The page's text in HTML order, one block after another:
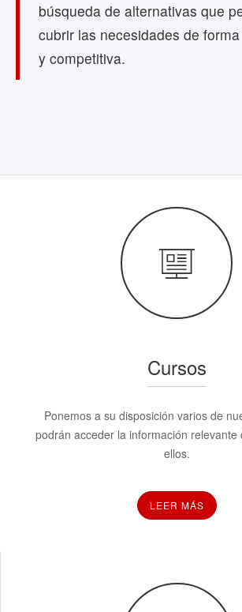
búsqueda de alternativas que
cubrir las necesidades de
y competitiva.
Cursos
Ponemos a su disposición varios de
podrán acceder la información relevante
ellos.
LEER MÁS